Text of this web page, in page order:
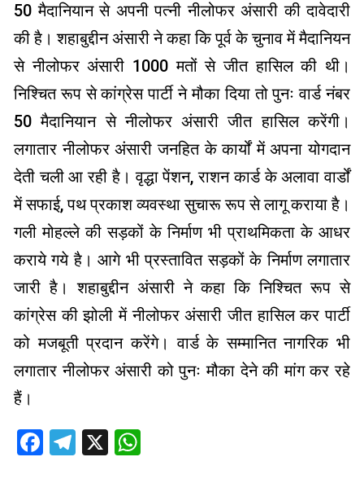
50 मैदानियान से अपनी पत्नी नीलोफर अंसारी की दावेदारी
की है। शहाबुद्दीन अंसारी ने कहा कि पूर्व के चुनाव में मैदानियन
से नीलोफर अंसारी 1000 मतों से जीत हासिल की थी।
निश्चित रूप से कांग्रेस पार्टी ने मौका दिया तो पुनः वार्ड नंबर
50 मैदानियान से नीलोफर अंसारी जीत हासिल करेंगी।
लगातार नीलोफर अंसारी जनहित के कार्यों में अपना योगदान
देती चली आ रही है। वृद्धा पेंशन, राशन कार्ड के अलावा वार्डों
में सफाई, पथ प्रकाश व्यवस्था सुचारू रूप से लागू कराया है।
गली मोहल्ले की सड़कों के निर्माण भी प्राथमिकता के आधर
कराये गये है। आगे भी प्रस्तावित सड़कों के निर्माण लगातार
जारी है। शहाबुद्दीन अंसारी ने कहा कि निश्चित रूप से
कांग्रेस की झोली में नीलोफर अंसारी जीत हासिल कर पार्टी
को मजबूती प्रदान करेंगे। वार्ड के सम्मानित नागरिक भी
लगातार नीलोफर अंसारी को पुनः मौका देने की मांग कर रहे
हैं।
Facebook
Telegram
X